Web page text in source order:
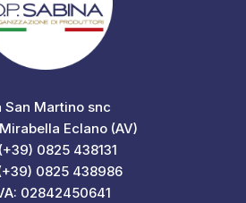
San Martino snc
Eclano (AV)
0825 438131
0825 438986
02842450641